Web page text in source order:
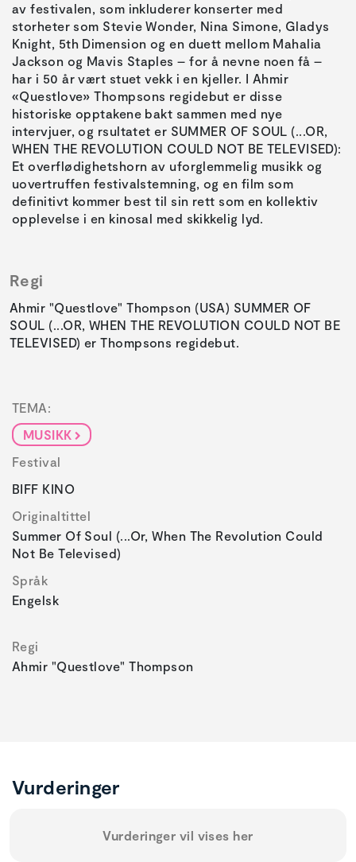
av festivalen, som inkluderer konserter med
storheter som Stevie Wonder, Nina Simone, Gladys
Knight, 5th Dimension og en duett mellom Mahalia
Jackson og Mavis Staples – for å nevne noen få –
har i 50 år vært stuet vekk i en kjeller. I Ahmir
«Questlove» Thompsons regidebut er disse
historiske opptakene bakt sammen med nye
intervjuer, og rsultatet er SUMMER OF SOUL (...OR,
WHEN THE REVOLUTION COULD NOT BE TELEVISED):
Et overflødighetshorn av uforglemmelig musikk og
uovertruffen festivalstemning, og en film som
definitivt kommer best til sin rett som en kollektiv
opplevelse i en kinosal med skikkelig lyd.
Regi
Ahmir "Questlove" Thompson (USA) SUMMER OF
SOUL (...OR, WHEN THE REVOLUTION COULD NOT BE
TELEVISED) er Thompsons regidebut.
TEMA:
MUSIKK
Festival
BIFF KINO
Originaltittel
Summer Of Soul (...Or, When The Revolution Could
Not Be Televised)
Språk
Engelsk
Regi
Ahmir "Questlove" Thompson
Vurderinger
Vurderinger vil vises her